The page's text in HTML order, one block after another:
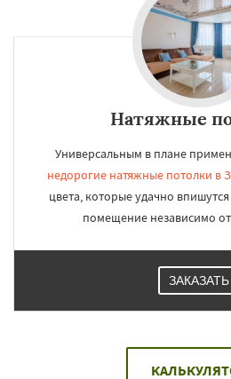
Натяжные
Универсальным в плане
недорогие натяжные потолки в
цвета, которые удачно
помещение независимо
ЗАКАЗАТЬ